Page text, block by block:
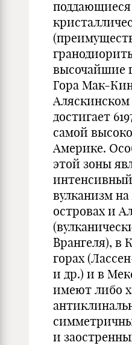
высочайшие
Гора Мак-
Аляскинском
достигает
самой
Америке.
этой зоны
вулканизм
островах и
Врангеля), в
горах
и др.) и в
имеют либо
и